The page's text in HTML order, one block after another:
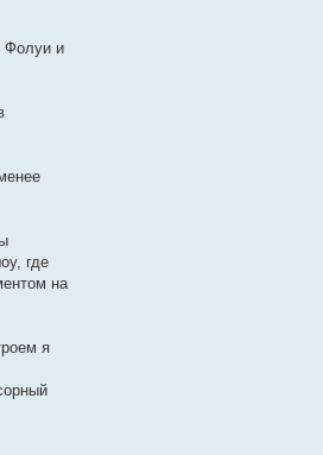
Фолуи и
где
на
я